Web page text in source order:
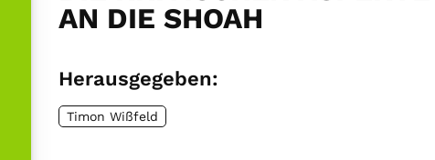
AN DIE SHOAH
Herausgegeben:
Timon Wißfeld